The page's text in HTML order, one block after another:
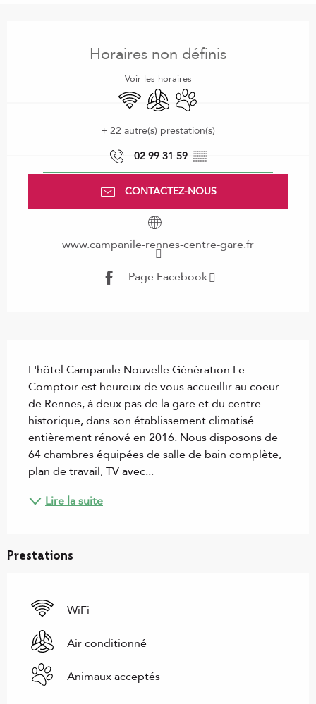
Horaires non définis
Voir les horaires
WiFi Air conditionné
Animaux acceptés
+ 22 autre(s) prestation(s)
02 99 31 59 ▒▒
CONTACTEZ-NOUS
www.campanile-rennes-centre-gare.fr
Page Facebook
L'hôtel Campanile Nouvelle Génération Le
Comptoir est heureux de vous accueillir au coeur
de Rennes, à deux pas de la gare et du centre
historique, dans son établissement climatisé
entièrement rénové en 2016. Nous disposons de
64 chambres équipées de salle de bain complète,
plan de travail, TV avec...
Lire la suite
Prestations
WiFi
Air conditionné
Animaux acceptés